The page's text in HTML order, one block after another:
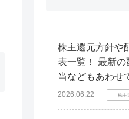
株主還元方針や
表一覧！ 最新
当などもあわせ
2026.06.22 株主